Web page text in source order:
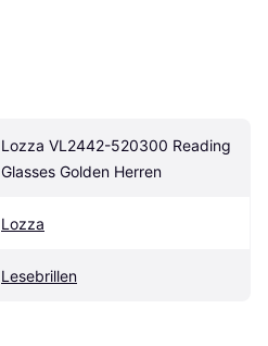
Lozza VL2442-520300 Reading
Glasses Golden Herren
Lozza
Lesebrillen